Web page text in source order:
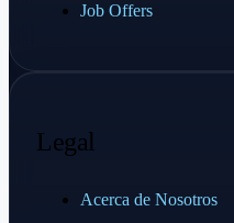
Job Offers
Legal
Acerca de Nosotros